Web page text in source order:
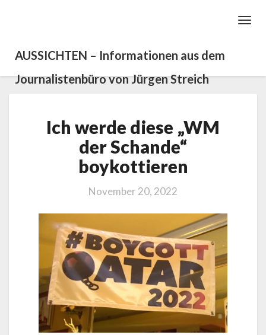
AUSSICHTEN – Informationen aus dem
Journalistenbüro von Jürgen Streich
werde
diese
„WM
der
Schande“
boykottieren
Ich werde diese „WM
der Schande“
boykottieren
November 20, 2022